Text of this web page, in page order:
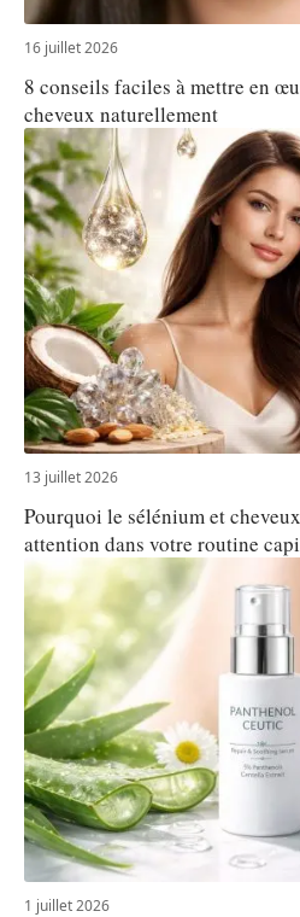
16 juillet 2026
8 conseils faciles à mettre en
cheveux naturellement
13 juillet 2026
Pourquoi le sélénium et
attention dans votre routine
1 juillet 2026